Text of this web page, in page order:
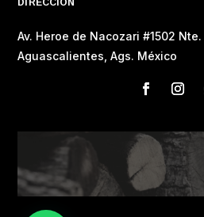
Av. Heroe de Nacozari #1502
Aguascalientes, Ags. México